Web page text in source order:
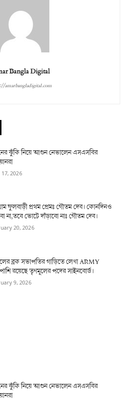
Bangla Digital
amarbangladigital.com
ঝুঁকি নিয়ে আগুন নেভালেন এসএসবির
17, 2026
ফুলবাড়ী প্রথম প্রেমঃ গৌতম দেব। কোনদিনও
না,তবে ভোটে দাঁড়াবো নাঃ গৌতম দেব।
20, 2026
ব্লক সভাপতির গাড়িতে লেখা ARMY
রয়েছে তৃণমূলের পদের সাইনবোর্ড।
9, 2026
ঝুঁকি নিয়ে আগুন নেভালেন এসএসবির